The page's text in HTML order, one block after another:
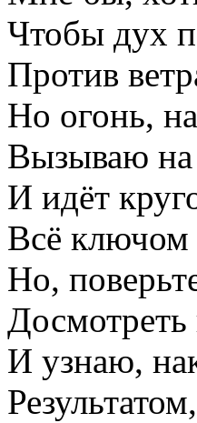
Чтобы дух
Против
Но огонь,
Вызываю на
И идёт
Всё ключом
Но,
И узнаю,